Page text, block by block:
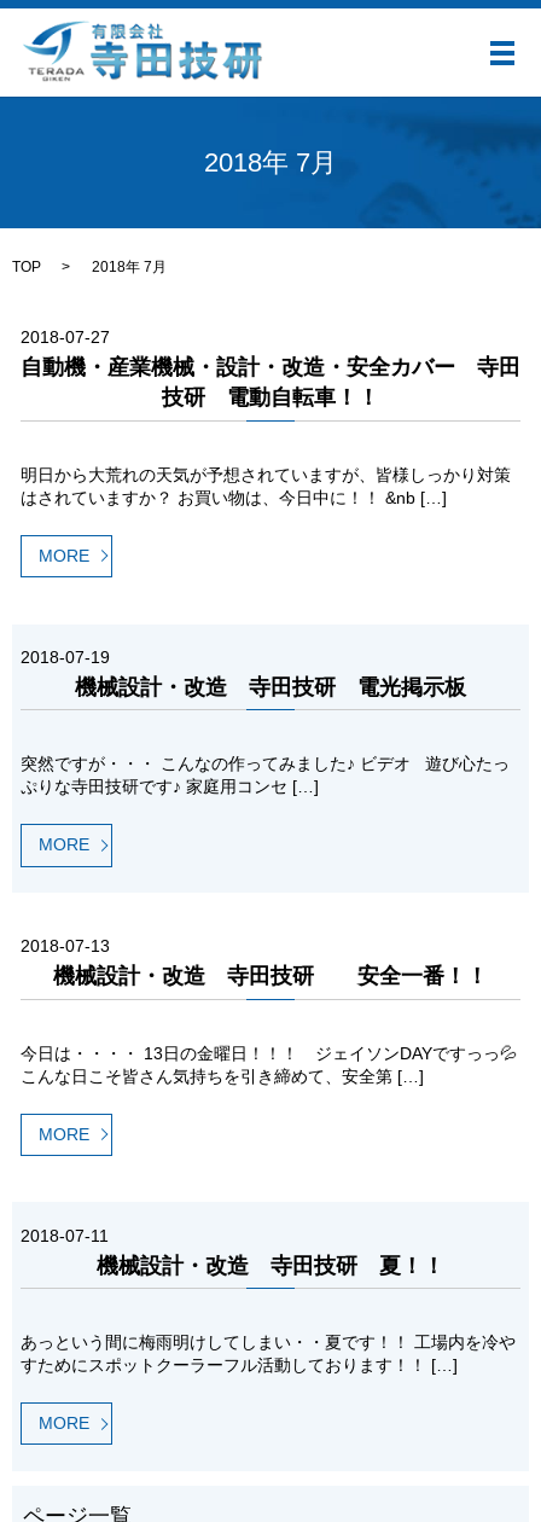
メ
2018年 7月
TOP 2018年 7月
2018-07-27
自動機・産業機械・設計・改造・安全カバー 寺田
技研 電動自転車！！
明日から大荒れの天気が予想されていますが、皆様しっかり対策
はされていますか？ お買い物は、今日中に！！ &nb […]
MORE
2018-07-19
機械設計・改造 寺田技研 電光掲示板
突然ですが・・・ こんなの作ってみました♪ ビデオ 遊び心たっ
ぷりな寺田技研です♪ 家庭用コンセ […]
MORE
2018-07-13
機械設計・改造 寺田技研 安全一番！！
今日は・・・・ 13日の金曜日！！！ ジェイソンDAYですっっ💦
こんな日こそ皆さん気持ちを引き締めて、安全第 […]
MORE
2018-07-11
機械設計・改造 寺田技研 夏！！
あっという間に梅雨明けしてしまい・・夏です！！ 工場内を冷や
すためにスポットクーラーフル活動しております！！ […]
MORE